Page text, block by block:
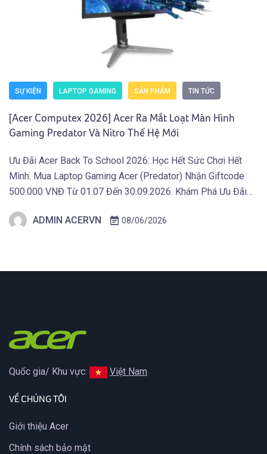
SỰ KIỆN LAPTOP GAMING SẢN PHẨM TIN TỨC
[Acer Computex 2026] Acer Ra Mắt Loạt Màn Hình
Gaming Predator Và Nitro Thế Hệ Mới
Ưu Đãi Acer Back To School 2026: Học Hết Sức Chơi Hết
Mình. Mua Laptop Gaming Acer (Predator) Nhận Giftcode
500.000 VNĐ Từ 01.07 Đến 30.09.2026. Khám Phá Ưu Đãi
hệ màn hình gaming mới thuộc hai dòng Predator và Acer
ADMIN ACERVN 08/06/2026
Quốc gia/ Khu vực: Việt Nam
VỀ CHÚNG TÔI
Giới thiệu Acer
Chính sách bảo mật